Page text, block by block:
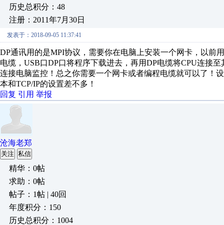
历史总积分：48
注册：2011年7月30日
发表于：2018-09-05 11:37:41
DP通讯用的是MPI协议，需要你在电脑上安装一个网卡，以前
电缆，USB口DP口将程序下载进去，再用DP电缆将CPU连接
连接电脑监控！总之你需要一个网卡或者编程电缆就可以了！
本和TCP/IP的设置差不多！
回复 引用 举报
沧海老郑
关注 私信
精华：0帖
求助：0帖
帖子：1帖 | 40回
年度积分：150
历史总积分：1004